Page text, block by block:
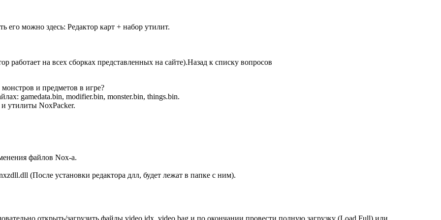
его можно здесь: Редактор карт + набор утилит.
работает на всех сборках представленных на сайте).Назад к списку вопросов
и предметов в игре?
gamedata.bin, modifier.bin, monster.bin, things.bin.
утилиты NoxPacker.
файлов Nox-а.
(После установки редактора длл, будет лежат в папке с ним).
открыть/загрузить файлы video.idx, video.bag и по окончании провести полную загрузку (Load Full) или